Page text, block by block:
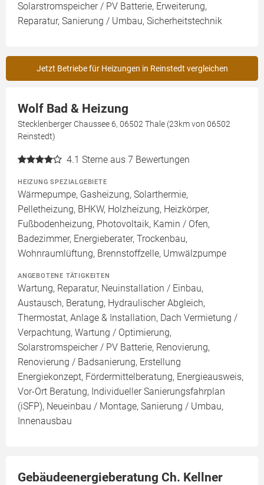
Solarstromspeicher / PV Batterie, Erweiterung,
Reparatur, Sanierung / Umbau, Sicherheitstechnik
Jetzt Betriebe für Heizungen in Reinstedt vergleichen
Wolf Bad & Heizung
Stecklenberger Chaussee 6, 06502 Thale (23km von 06502
Reinstedt)
4.1 Sterne aus 7 Bewertungen
HEIZUNG SPEZIALGEBIETE
Wärmepumpe, Gasheizung, Solarthermie,
Pelletheizung, BHKW, Holzheizung, Heizkörper,
Fußbodenheizung, Photovoltaik, Kamin / Ofen,
Badezimmer, Energieberater, Trockenbau,
Wohnraumlüftung, Brennstoffzelle, Umwälzpumpe
ANGEBOTENE TÄTIGKEITEN
Wartung, Reparatur, Neuinstallation / Einbau,
Austausch, Beratung, Hydraulischer Abgleich,
Thermostat, Anlage & Installation, Dach Vermietung /
Verpachtung, Wartung / Optimierung,
Solarstromspeicher / PV Batterie, Renovierung,
Renovierung / Badsanierung, Erstellung
Energiekonzept, Fördermittelberatung, Energieausweis,
Vor-Ort Beratung, Individueller Sanierungsfahrplan
(iSFP), Neueinbau / Montage, Sanierung / Umbau,
Innenausbau
Gebäudeenergieberatung Ch. Kellner